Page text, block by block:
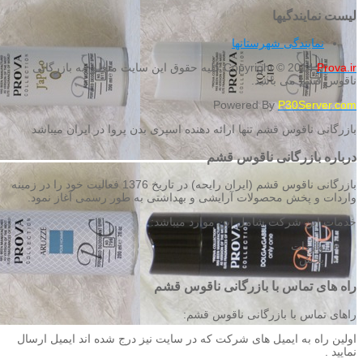
لیست نمایندگیها
نمایندگی شهرستانها
Copyright © 2014Prova.ir
کلیه حقوق این سایت متعلق به بازرگانی
ناقوس قشم می باشد.
Powered ByP30Server.com
بازرگانی ناقوس قشم تنها ارائه دهنده اسپری بدن پروا در ایران میباشد
درباره بازرگانی ناقوس قشم
بازرگانی ناقوس قشم (ایران رایحه) در تاریخ 1376 فعالیت خود را در زمینه
واردات و پخش محصولات آرایشی و بهداشتی به طور رسمی آغاز نمود.
خدمات این شرکت شامل این موارد میباشد:
واردات
پخش
راه های تماس با بازرگانی ناقوس قشم
راهای تماس با بازرگانی ناقوس قشم:
اولین راه به ایمیل های شرکت که در سایت نیز درج شده اند ایمیل ارسال
نمایید .